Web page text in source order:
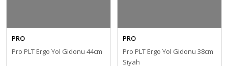
PRO
Pro PLT Ergo Yol Gidonu 44cm
PRO
Pro PLT Ergo Yol Gidonu 38cm
Siyah